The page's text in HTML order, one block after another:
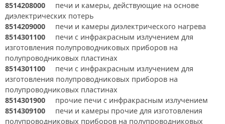
8514208000 печи и камеры, действующие на основе
диэлектрических потерь
8514209000 печи и камеры диэлектрического нагрева
8514301100 печи с инфракрасным излучением для
изготовления полупроводниковых приборов на
полупроводниковых пластинах
8514301100 печи с инфракрасным излучением для
изготовления полупроводниковых приборов на
полупроводниковых пластинах
8514301900 прочие печи с инфракрасным излучением
8514309100 печи и камеры прочие для изготовления
полупроводниковых приборов на полупроводниковых